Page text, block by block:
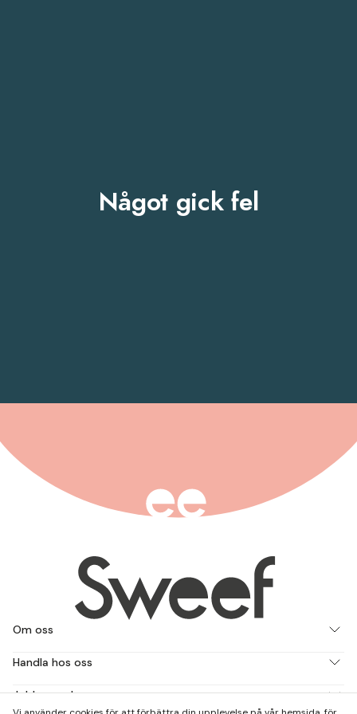
Något gick fel
Om oss
Handla hos oss
Jobba med oss